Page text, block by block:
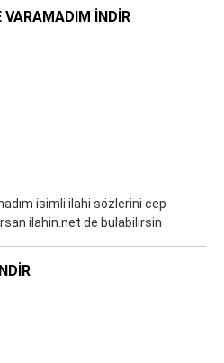
VARAMADIM İNDIR
isimli ilahi sözlerini cep
ilahin.net de bulabilirsin